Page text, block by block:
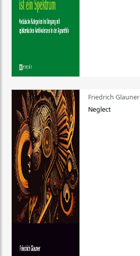
Friedrich Glauner
Neglect